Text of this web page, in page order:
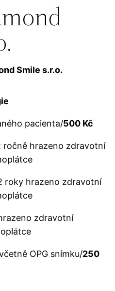
Smile s.r.o.
pacienta/500 Kč
ročně hrazeno zdravotní
roky hrazeno zdravotní
zdravotní
OPG snímku/250